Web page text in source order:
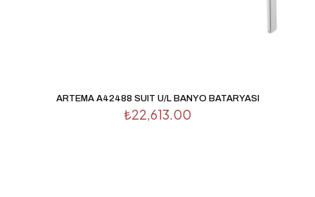
ARTEMA A42488 SUIT U/L BANYO BATARYASI
₺22,613.00